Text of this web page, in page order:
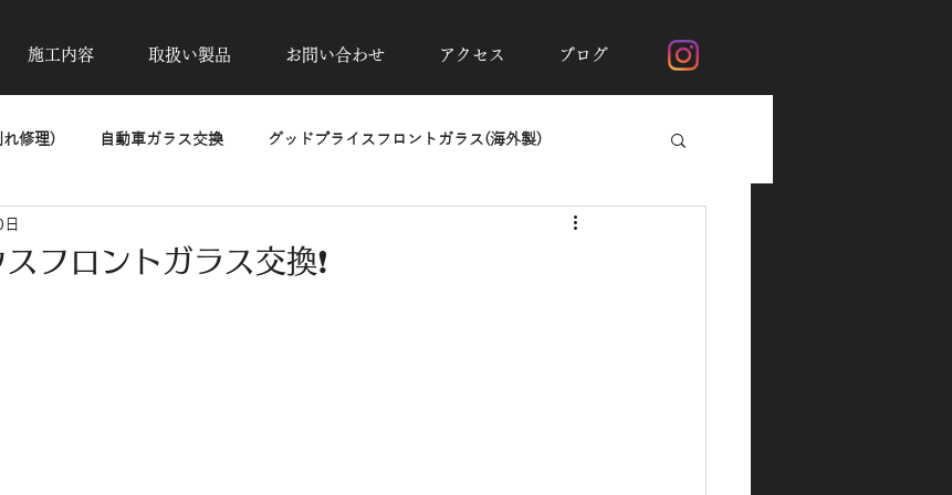
施工内容 取扱い製品 お問い合わせ アクセス ブログ
れ修理) 自動車ガラス交換 グッドプライスフロントガラス(海外製)
高断熱フィルムシルフィード
フロントガラス交換❗️